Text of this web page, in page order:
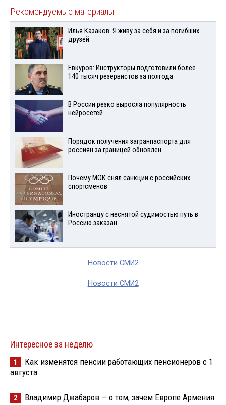
Рекомендуемые материалы
Илья Казаков: Я живу за себя и за погибших
друзей
Евкуров: Инструкторы подготовили более
140 тысяч резервистов за полгода
В России резко выросла популярность
нейросетей
Порядок получения загранпаспорта для
россиян за границей обновлен
Почему МОК снял санкции с российских
спортсменов
Иностранцу с неснятой судимостью путь в
Россию заказан
Новости СМИ2
Новости СМИ2
Интересное за неделю
1
Как изменятся пенсии работающих пенсионеров с 1
августа
2 Владимир Джабаров — о том, зачем Европе Армения